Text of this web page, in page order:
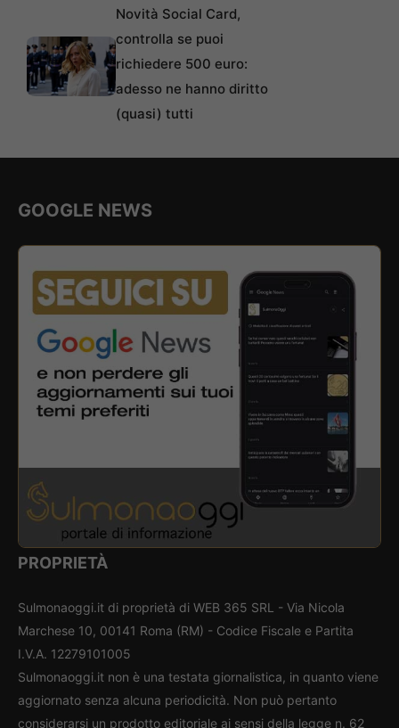
Novità Social Card,
controlla se puoi
richiedere 500 euro:
adesso ne hanno diritto
(quasi) tutti
GOOGLE NEWS
PROPRIETÀ
Sulmonaoggi.it di proprietà di WEB 365 SRL - Via Nicola
Marchese 10, 00141 Roma (RM) - Codice Fiscale e Partita
I.V.A. 12279101005
Sulmonaoggi.it non è una testata giornalistica, in quanto viene
aggiornato senza alcuna periodicità. Non può pertanto
considerarsi un prodotto editoriale ai sensi della legge n. 62